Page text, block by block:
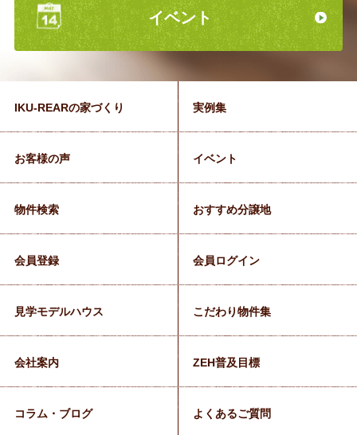
イベント
IKU-REARの家づくり 実例集
お客様の声 イベント
物件検索 おすすめ分譲地
会員登録 会員ログイン
見学モデルハウス こだわり物件集
会社案内 ZEH普及目標
コラム・ブログ よくあるご質問